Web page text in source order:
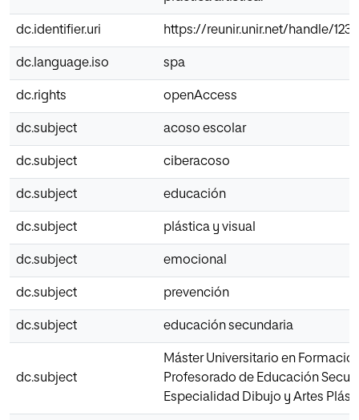
dc.identifier.uri https://reunir.unir.net/handle/
dc.language.iso spa
dc.rights openAccess
dc.subject acoso escolar
dc.subject ciberacoso
dc.subject educación
dc.subject plástica y visual
dc.subject emocional
dc.subject prevención
dc.subject educación secundaria
dc.subject
Máster Universitario en
Profesorado de Educación
Especialidad Dibujo y Artes